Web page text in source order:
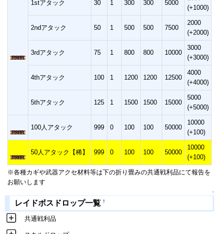
1stアタック 30 1 300 300 5000
(+1000)
2ndアタック 50 1 500 500 7500
2000
(+2000)
3rdアタック 75 1 800 800 10000
3000
(+3000)
4thアタック 100 1 1200 1200 12500
4000
(+4000)
5thアタック 125 1 1500 1500 15000
5000
(+5000)
100人アタック 999 0 100 100 50000
10000
(+100)
50人アタック【稀】 999 0 100 100 50000
10000
(+100)
※各種カギや武器アクセ材料等は下の折り畳みの共通戦利品にて報告を
お願いします
↑
レイドボスドロップ一覧 †
共通戦利品